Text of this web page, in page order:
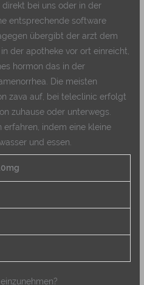
bei uns oder in der
entsprechende software
übergibt der arzt dem
der apotheke vor ort einreicht,
hormon das in der
Die meisten
zava auf, bei teleclinic erfolgt
zuhause oder unterwegs.
erfahren, indem eine kleine
und essen.